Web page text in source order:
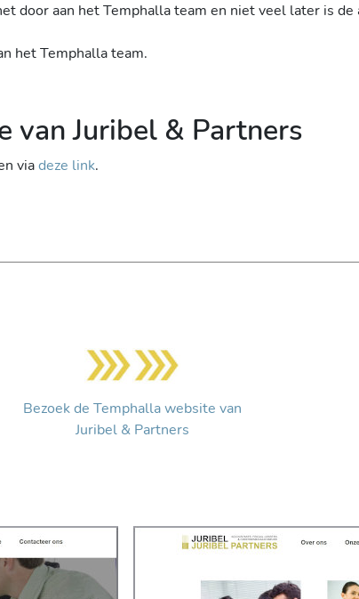
door aan het Temphalla team en niet veel later is
het Temphalla team.
van Juribel & Partners
viadeze link.
Bezoek de Temphalla website van
Juribel & Partners